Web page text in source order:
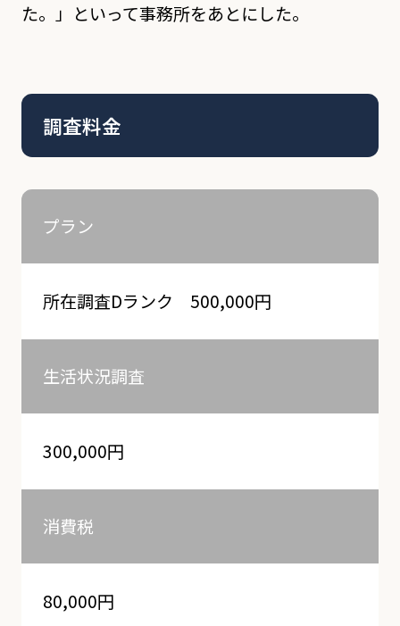
た。」といって事務所をあとにした。
調査料金
プラン
所在調査Dランク 500,000円
生活状況調査
300,000円
消費税
80,000円